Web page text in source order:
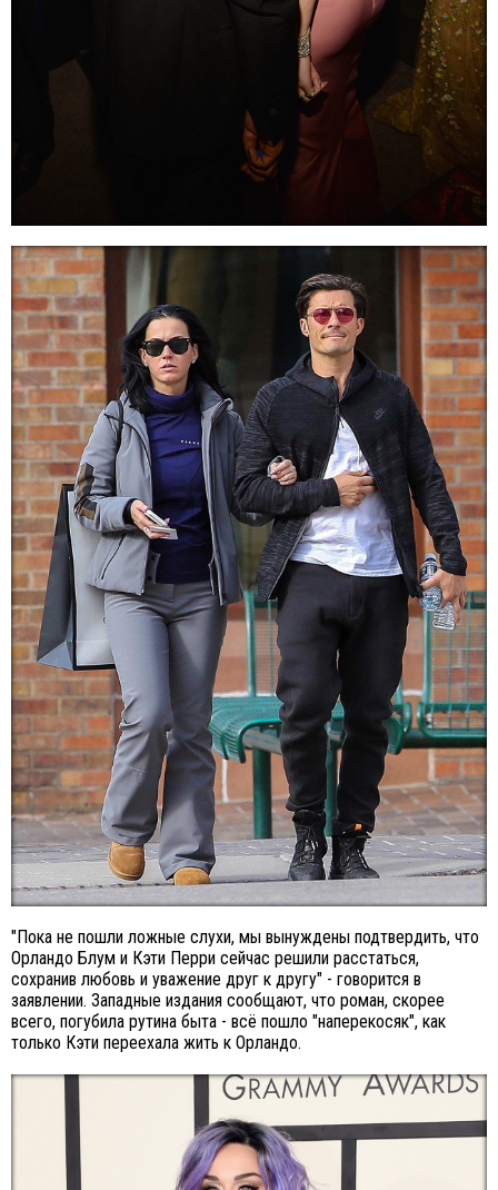
"Пока не пошли ложные слухи, мы вынуждены подтвердить, что
Орландо Блум и Кэти Перри сейчас решили расстаться,
сохранив любовь и уважение друг к другу" - говорится в
заявлении. Западные издания сообщают, что роман, скорее
всего, погубила рутина быта - всё пошло "наперекосяк", как
только Кэти переехала жить к Орландо.